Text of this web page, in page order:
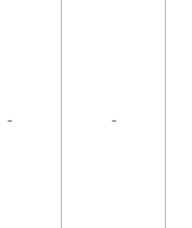
- -